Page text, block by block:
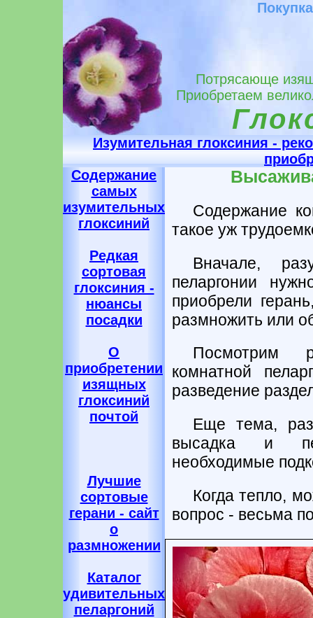
Потрясающе
Приобретаем
Изумительная глоксиния -
Содержание
самых
изумительных
глоксиний
Редкая
сортовая
глоксиния -
нюансы
посадки
О
приобретении
изящных
глоксиний
почтой
Лучшие
сортовые
герани - сайт
о
размножении
Каталог
удивительных
пеларгоний
Содержание
такое уж
Вначале,
пеларгонии
приобрели
размножить или
Посмотрим
комнатной
разведение
Еще тема,
высадка и
необходимые
Когда тепло,
вопрос - весьма